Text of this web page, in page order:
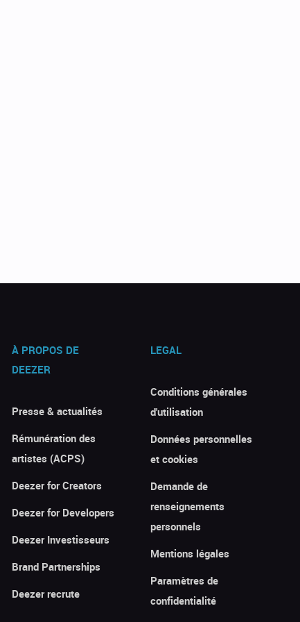
À PROPOS DE
DEEZER
Presse & actualités
Rémunération des
artistes (ACPS)
Deezer for Creators
Deezer for Developers
Deezer Investisseurs
Brand Partnerships
Deezer recrute
LEGAL
Conditions générales
d'utilisation
Données personnelles
et cookies
Demande de
renseignements
personnels
Mentions légales
Paramètres de
confidentialité